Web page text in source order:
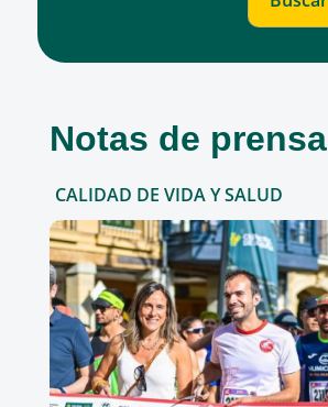
Notas de prensa
CALIDAD DE VIDA Y SALUD